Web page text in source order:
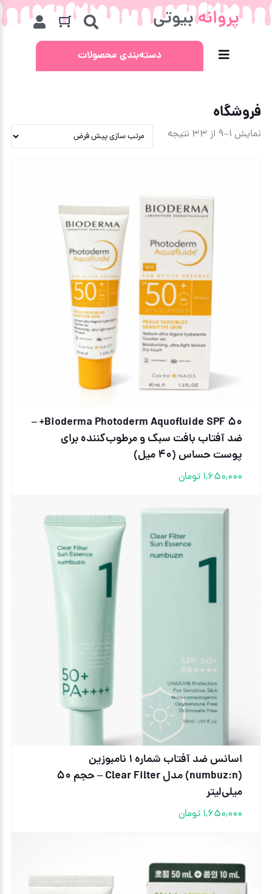
پروانهبیوتی
دسته‌بندی محصولات
فروشگاه
نمایش 1–9 از 33 نتیجه
Bioderma Photoderm Aquofluide SPF 50+ –
ضد آفتاب بافت سبک و مرطوب‌کننده برای
پوست حساس (40 میل)
1,650,000 تومان
اسانس ضد آفتاب شماره ۱ نامبوزین
(numbuz:n) مدل Clear Filter – حجم ۵۰
میلی‌لیتر
1,650,000 تومان